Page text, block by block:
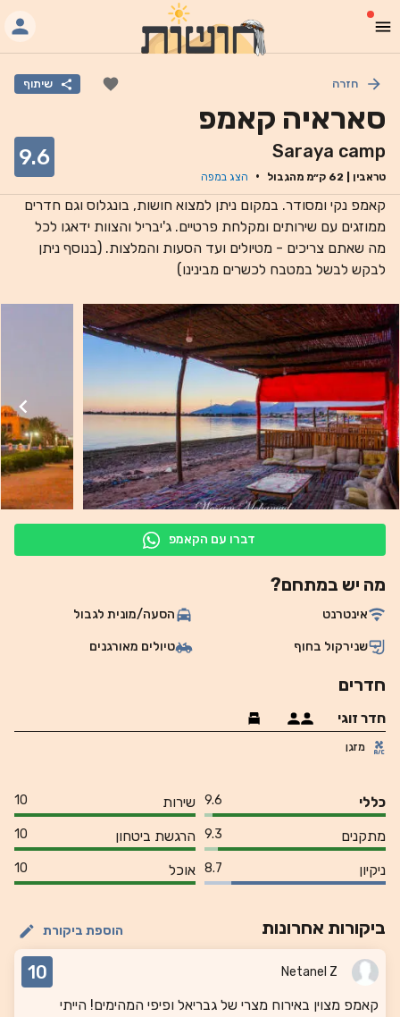
חזרה שיתוף
סאראיה קאמפ
Saraya camp
טראבין 62 ק״מ מהגבול · הצג במפה
9.6
קאמפ נקי ומסודר. במקום ניתן למצוא חושות, בונגלוס וגם חדרים
ממוזגים עם שירותים ומקלחת פרטיים. ג'יבריל והצוות ידאגו לכל
מה שאתם צריכים - מטיולים ועד הסעות והמלצות. (בנוסף ניתן
לבקש לבשל במטבח לכשרים מבינינו)
דברו עם הקאמפ
מה יש במתחם?
אינטרנט הסעה/מונית לגבול
שנירקול בחוף טיולים מאורגנים
חדרים
חדר זוגי
מזגן
כללי 9.6 שירות 10
מתקנים 9.3 הרגשת ביטחון 10
ניקיון 8.7 אוכל 10
ביקורות אחרונות הוספת ביקורת
Netanel Z
10
קאמפ מצוין באירוח מצרי של גבריאל ופיפי המהימים! הייתי